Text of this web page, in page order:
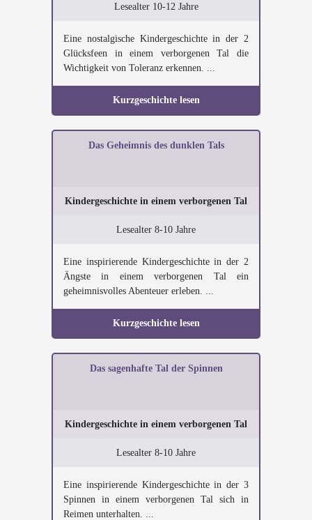
Lesealter 10-12 Jahre
Eine nostalgische Kindergeschichte in der 2
Glücksfeen in einem verborgenen Tal die
Wichtigkeit von Toleranz erkennen. ...
Kurzgeschichte lesen
Das Geheimnis des dunklen Tals
Kindergeschichte in einem verborgenen Tal
Lesealter 8-10 Jahre
Eine inspirierende Kindergeschichte in der 2
Ängste in einem verborgenen Tal ein
geheimnisvolles Abenteuer erleben. ...
Kurzgeschichte lesen
Das sagenhafte Tal der Spinnen
Kindergeschichte in einem verborgenen Tal
Lesealter 8-10 Jahre
Eine inspirierende Kindergeschichte in der 3
Spinnen in einem verborgenen Tal sich in
Reimen unterhalten. ...